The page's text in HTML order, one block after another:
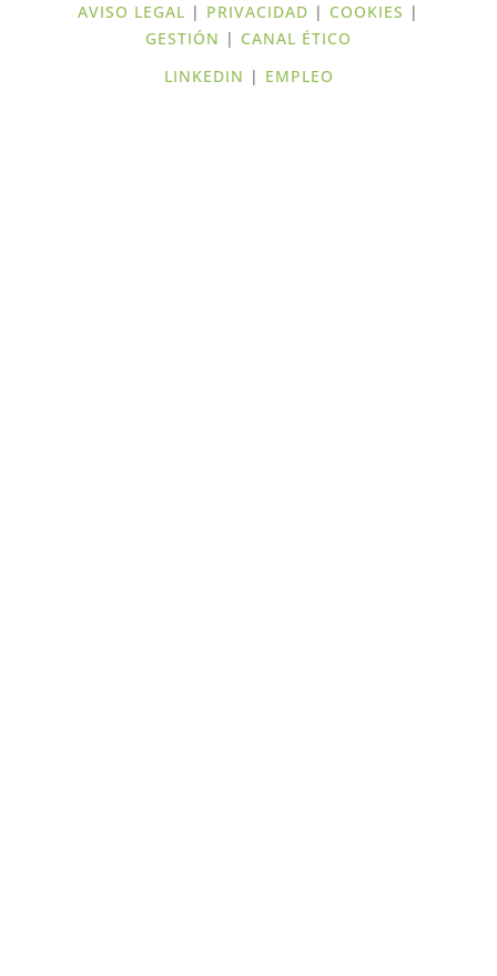
AVISO LEGAL | PRIVACIDAD | COOKIES |
GESTIÓN | CANAL ÉTICO
LINKEDIN | EMPLEO